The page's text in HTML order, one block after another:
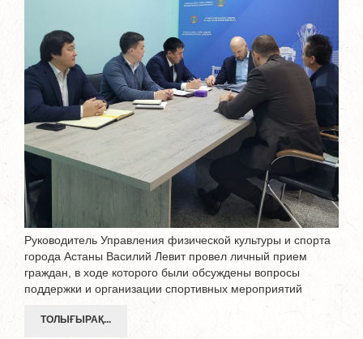
Руководитель Управления физической культуры и спорта
города Астаны Василий Левит провел личный прием
граждан, в ходе которого были обсуждены вопросы
поддержки и организации спортивных мероприятий
ТОЛЫҒЫРАҚ...